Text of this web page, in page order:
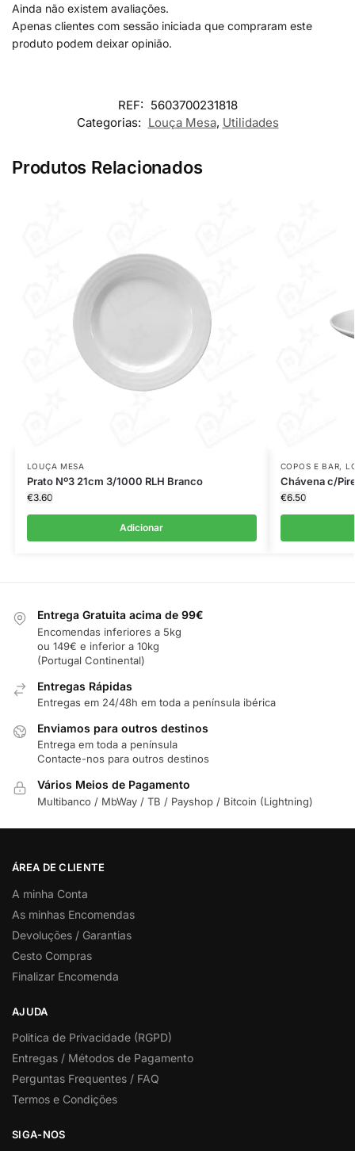
Ainda não existem avaliações.
Apenas clientes com sessão iniciada que compraram este
produto podem deixar opinião.
REF: 5603700231818
Categorias: Louça Mesa, Utilidades
Produtos Relacionados
LOUÇA MESA
Prato Nº3 21cm 3/1000 RLH Branco
€3.60
Adicionar
COPOS E BAR,
Chávena c/
€6.50
Entrega Gratuita acima de 99€
Encomendas inferiores a 5kg
ou 149€ e inferior a 10kg
(Portugal Continental)
Entregas Rápidas
Entregas em 24/48h em toda a península ibérica
Enviamos para outros destinos
Entrega em toda a península
Contacte-nos para outros destinos
Vários Meios de Pagamento
Multibanco / MbWay / TB / Payshop / Bitcoin (Lightning)
ÁREA DE CLIENTE
A minha Conta
As minhas Encomendas
Devoluções / Garantias
Cesto Compras
Finalizar Encomenda
AJUDA
Politica de Privacidade (RGPD)
Entregas / Métodos de Pagamento
Perguntas Frequentes / FAQ
Termos e Condições
SIGA-NOS